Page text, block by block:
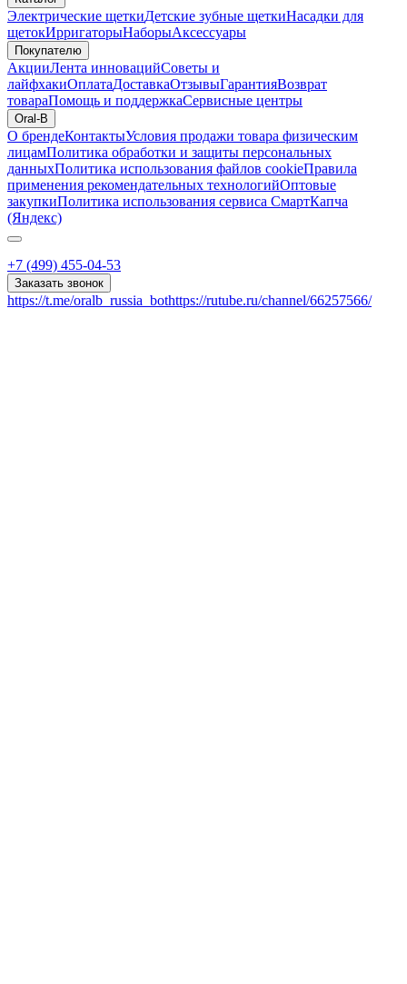
Электрические щеткиДетские зубные щеткиНасадки для
щетокИрригаторыНаборыАксессуары
Покупателю
АкцииЛента инновацийСоветы и
лайфхакиОплатаДоставкаОтзывыГарантияВозврат
товараПомощь и поддержкаСервисные центры
Oral-B
О брендеКонтактыУсловия продажи товара физическим
лицамПолитика обработки и защиты персональных
данныхПолитика использования файлов cookieПравила
применения рекомендательных технологийОптовые
закупкиПолитика использования сервиса СмартКапча
(Яндекс)
+7 (499) 455-04-53
Заказать звонок
https://t.me/oralb_russia_bothttps://rutube.ru/channel/66257566/